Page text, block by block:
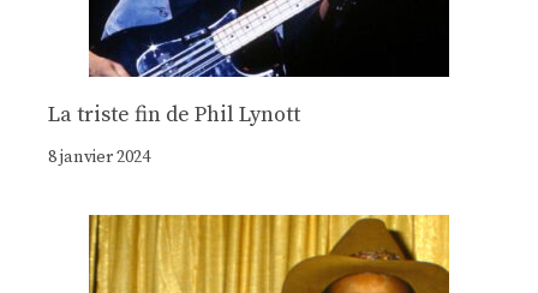
La triste fin de Phil Lynott
8 janvier 2024